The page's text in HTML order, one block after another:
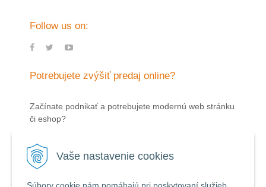
Vaše nastavenie cookies
Follow us on:
Potrebujete zvýšiť predaj online?
Začínate podnikať a potrebujete modernú web stránku
či eshop?
E-shopy ,Web stránky,Mikro weby
Portály pre mestá, obce a firmy